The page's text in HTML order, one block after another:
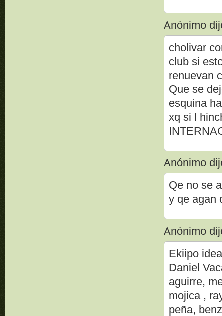
Anónimo
cholivar
club si
renuevan
Que se
esquina
xq si l
Anónimo
Qe no se
y qe agan
Anónimo
Ekiipo
Daniel
aguirre,
mojica ,
peña,